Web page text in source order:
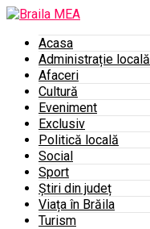
Acasa
Administrație locală
Afaceri
Cultură
Eveniment
Exclusiv
Politică locală
Social
Sport
Știri din județ
Viața în Brăila
Turism